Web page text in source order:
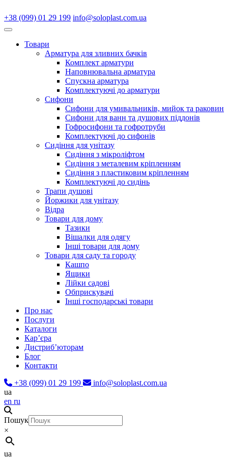
+38 (099) 01 29 199 info@soloplast.com.ua
Товари
Арматура для зливних бачків
Комплект арматури
Наповнювальна арматура
Спускна арматура
Комплектуючі до арматури
Сифони
Сифони для умивальників, мийок та раковин
Сифони для ванн та душових піддонів
Гофросифони та гофротруби
Комплектуючі до сифонів
Сидіння для унітазу
Сидіння з мікроліфтом
Сидіння з металевим кріпленням
Сидіння з пластиковим кріпленням
Комплектуючі до сидінь
Трапи душові
Йоржики для унітазу
Відра
Товари для дому
Тазики
Вішалки для одягу
Інші товари для дому
Товари для саду та городу
Кашпо
Ящики
Лійки садові
Обприскувачі
Інші господарські товари
Про нас
Послуги
Каталоги
Карʼєра
Дистриб’юторам
Блог
Контакти
+38 (099) 01 29 199
info@soloplast.com.ua
ua
en ru
Пошук
×
ua